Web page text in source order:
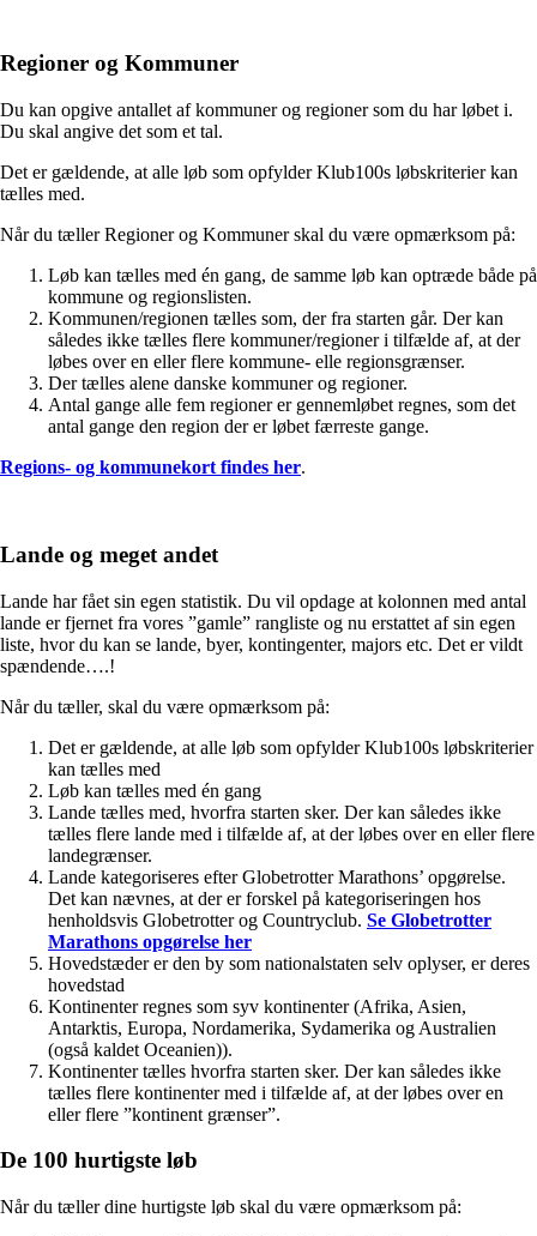
Regioner og Kommuner
Du kan opgive antallet af kommuner og regioner som du har løbet i.
Du skal angive det som et tal.
Det er gældende, at alle løb som opfylder Klub100s løbskriterier kan
tælles med.
Når du tæller Regioner og Kommuner skal du være opmærksom på:
Løb kan tælles med én gang, de samme løb kan optræde både på
kommune og regionslisten.
Kommunen/regionen tælles som, der fra starten går. Der kan
således ikke tælles flere kommuner/regioner i tilfælde af, at der
løbes over en eller flere kommune- elle regionsgrænser.
Der tælles alene danske kommuner og regioner.
Antal gange alle fem regioner er gennemløbet regnes, som det
antal gange den region der er løbet færreste gange.
Regions- og kommunekort findes her.
Lande og meget andet
Lande har fået sin egen statistik. Du vil opdage at kolonnen med antal
lande er fjernet fra vores ”gamle” rangliste og nu erstattet af sin egen
liste, hvor du kan se lande, byer, kontingenter, majors etc. Det er vildt
spændende….!
Når du tæller, skal du være opmærksom på:
Det er gældende, at alle løb som opfylder Klub100s løbskriterier
kan tælles med
Løb kan tælles med én gang
Lande tælles med, hvorfra starten sker. Der kan således ikke
tælles flere lande med i tilfælde af, at der løbes over en eller flere
landegrænser.
Lande kategoriseres efter Globetrotter Marathons’ opgørelse.
Det kan nævnes, at der er forskel på kategoriseringen hos
henholdsvis Globetrotter og Countryclub. Se Globetrotter
Marathons opgørelse her
Hovedstæder er den by som nationalstaten selv oplyser, er deres
hovedstad
Kontinenter regnes som syv kontinenter (Afrika, Asien,
Antarktis, Europa, Nordamerika, Sydamerika og Australien
(også kaldet Oceanien)).
Kontinenter tælles hvorfra starten sker. Der kan således ikke
tælles flere kontinenter med i tilfælde af, at der løbes over en
eller flere ”kontinent grænser”.
De 100 hurtigste løb
Når du tæller dine hurtigste løb skal du være opmærksom på: